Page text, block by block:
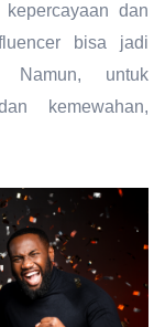
dan
bisa jadi
untuk
kemewahan,